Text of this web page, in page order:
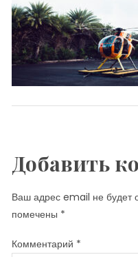
Добавить
Ваш адрес email не будет
помечены *
Комментарий *